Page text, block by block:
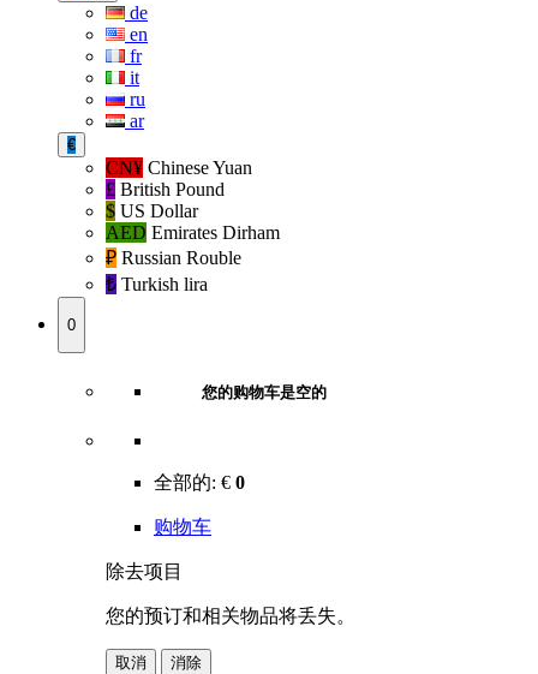
de
en
fr
it
ru
ar
€
CN¥ Chinese Yuan
£ British Pound
$ US Dollar
AED Emirates Dirham
₽‎ Russian Rouble
₺‎ Turkish lira
0
您的购物车是空的
全部的: € 0
购物车
除去项目
您的预订和相关物品将丢失。
取消 消除